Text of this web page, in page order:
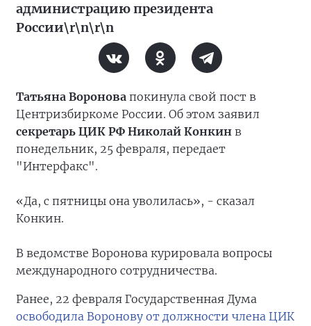
администрацию президента
России\r\n\r\n
Татьяна Воронова покинула свой пост в
Центризбиркоме России. Об этом заявил
секретарь ЦИК РФ Николай Конкин в
понедельник, 25 февраля, передает
"Интерфакс".
«Да, с пятницы она уволилась», - сказал
Конкин.
В ведомстве Воронова курировала вопросы
международного сотрудничества.
Ранее, 22 февраля Государственная Дума
освободила Воронову от должности члена ЦИК